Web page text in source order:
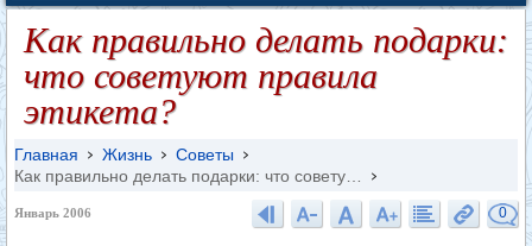
Как правильно делать подарки:
что советуют правила
этикета?
Главная Жизнь
Советы
Как правильно делать подарки: что совету…
Январь 2006 0